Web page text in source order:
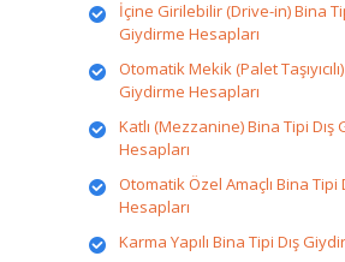
İçine Girilebilir (Drive-in) Bina
Giydirme Hesapları
Otomatik Mekik (Palet
Giydirme Hesapları
Katlı (Mezzanine) Bina Tipi Dış
Hesapları
Otomatik Özel Amaçlı Bina Tipi
Hesapları
Karma Yapılı Bina Tipi Dış